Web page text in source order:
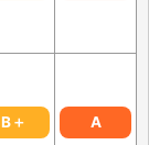
B＋ A